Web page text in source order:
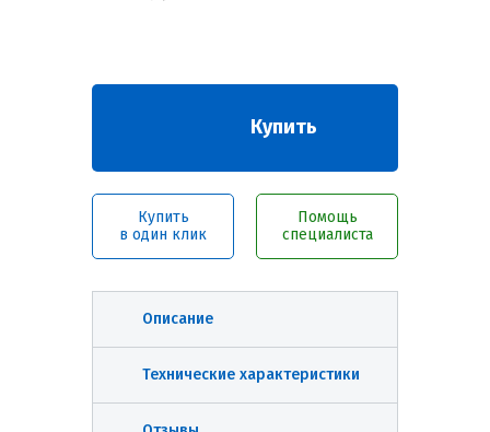
Купить
Купить
в один клик
Помощь
специалиста
Описание
Технические характеристики